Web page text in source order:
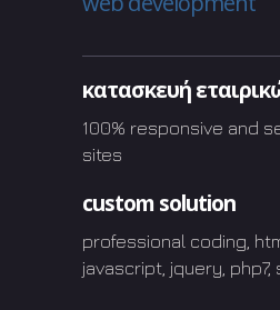
κατασκευή
100% responsive and
sites
custom solution
professional coding,
javascript, jquery, php7,